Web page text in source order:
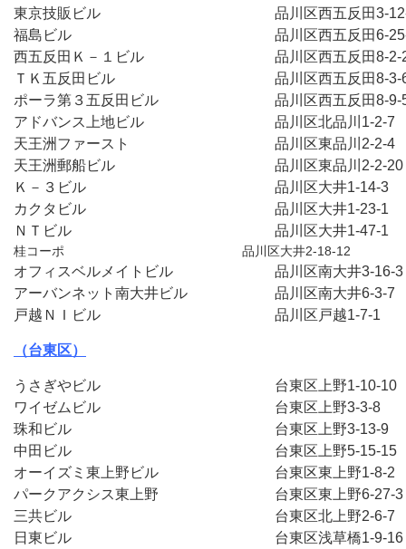
東京技販ビル　　　　　　　　　　　　品川区西五
福島ビル　　　　　　　　　　　　　　品川区西五
西五反田Ｋ－１ビル　　　　　　　　　品川区西
ＴＫ五反田ビル　　　　　　　　　　　品川区西
ポーラ第３五反田ビル　　　　　　　　品川区西
アドバンス上地ビル　　　　　　　　　品川区
天王洲ファースト　　　　　　　　　　品川区
天王洲郵船ビル　　　　　　　　　　　品川区
Ｋ－３ビル　　　　　　　　　　　　　品川区
カクタビル　　　　　　　　　　　　　品川区
ＮＴビル　　　　　　　　　　　　　　品川区
桂コーポ　　　　　　　　　　　　　　品川区大井2-18-12
オフィスベルメイトビル　　　　　　　品川区
アーバンネット南大井ビル　　　　　　品川区
戸越ＮＩビル　　　　　　　　　　　　品川
（台東区）
うさぎやビル　　　　　　　　　　　　台東区
ワイゼムビル　　　　　　　　　　　　台東
珠和ビル　　　　　　　　　　　　　　台東区
中田ビル　　　　　　　　　　　　　　台東区
オーイズミ東上野ビル　　　　　　　　台東区
パークアクシス東上野　　　　　　　　台東区
三共ビル　　　　　　　　　　　　　　台東区
日東ビル　　　　　　　　　　　　　　台東区